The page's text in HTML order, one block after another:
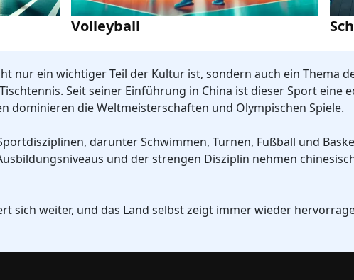
Volleyball
nur ein wichtiger Teil der Kultur ist, sondern auch ein Thema
Seit seiner Einführung in China ist dieser Sport eine
dominieren die Weltmeisterschaften und Olympischen Spiele.
darunter Schwimmen, Turnen, Fußball und
und der strengen Disziplin nehmen
sich weiter, und das Land selbst zeigt immer wieder